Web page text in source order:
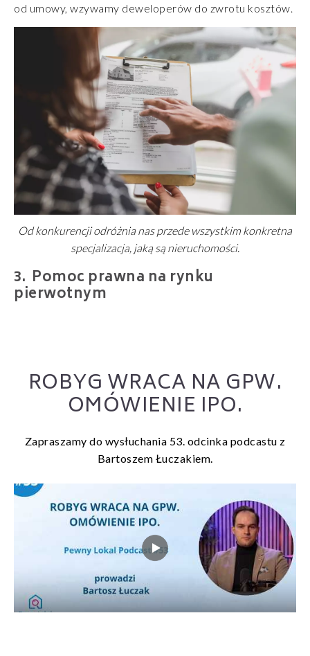
od umowy, wzywamy deweloperów do zwrotu kosztów.
Od konkurencji odróżnia nas przede wszystkim konkretna
specjalizacja, jaką są nieruchomości.
Pomoc prawna na rynku
pierwotnym
ROBYG WRACA NA GPW.
OMÓWIENIE IPO.
Zapraszamy do wysłuchania 53. odcinka podcastu z
Bartoszem Łuczakiem.